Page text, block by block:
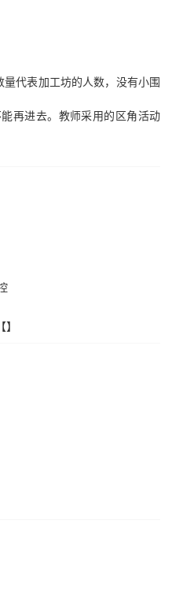
量代表加工坊的人数，没有小围
再进去。教师采用的区角活动